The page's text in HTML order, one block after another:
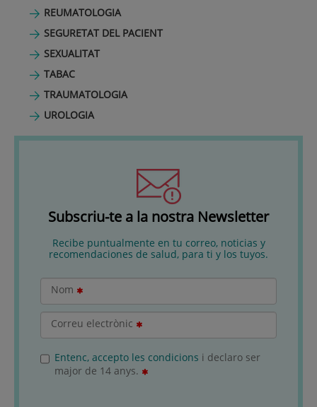
REUMATOLOGIA
SEGURETAT DEL PACIENT
SEXUALITAT
TABAC
TRAUMATOLOGIA
UROLOGIA
Subscriu-te a la nostra Newsletter
Recibe puntualmente en tu correo, noticias y
recomendaciones de salud, para ti y los tuyos.
Nom
Correu electrònic
Entenc, accepto les condicions i declaro ser
major de 14 anys.